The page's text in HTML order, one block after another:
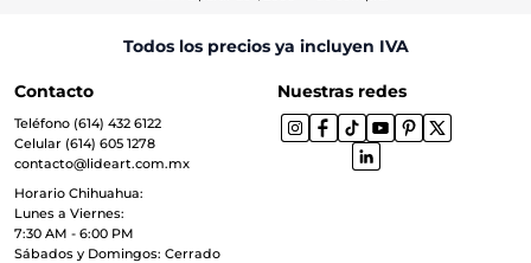
Todos los precios ya incluyen IVA
Contacto
Teléfono (614) 432 6122
Celular (614) 605 1278
contacto@lideart.com.mx
Horario Chihuahua:
Lunes a Viernes:
7:30 AM - 6:00 PM
Sábados y Domingos: Cerrado
Nuestras redes